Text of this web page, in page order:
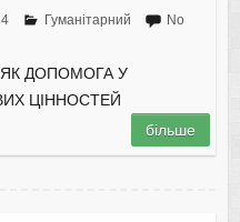
Гуманітарний
No
ЯК ДОПОМОГА У
ЦІННОСТЕЙ
більше